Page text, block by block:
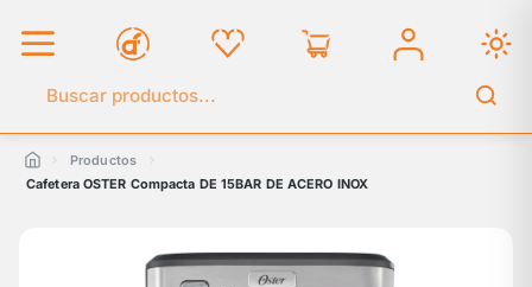
Buscar en el catálogo
Productos
Cafetera OSTER Compacta DE 15BAR DE ACERO INOX